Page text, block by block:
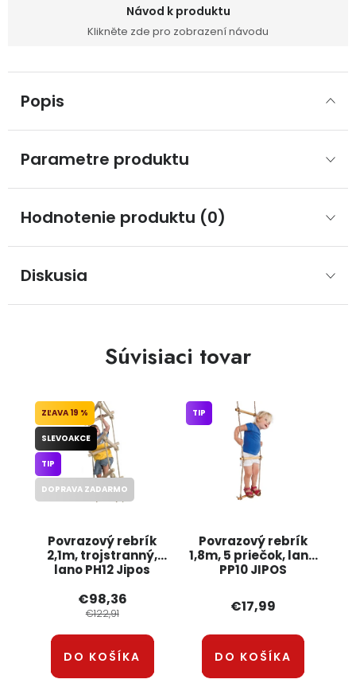
Návod k produktu
Klikněte zde pro zobrazení návodu
Popis
Parametre produktu
Hodnotenie produktu (0)
Diskusia
Súvisiaci tovar
Povrazový rebrík
2,1m, trojstranný,
lano PH12 Jipos
19 %
SLEVOAKCE
TIP
DOPRAVA ZADARMO
€98,36
€122,91
DO KOŠÍKA
Povrazový rebrík
1,8m, 5 priečok, lano
PP10 JIPOS
TIP
€17,99
DO KOŠÍKA